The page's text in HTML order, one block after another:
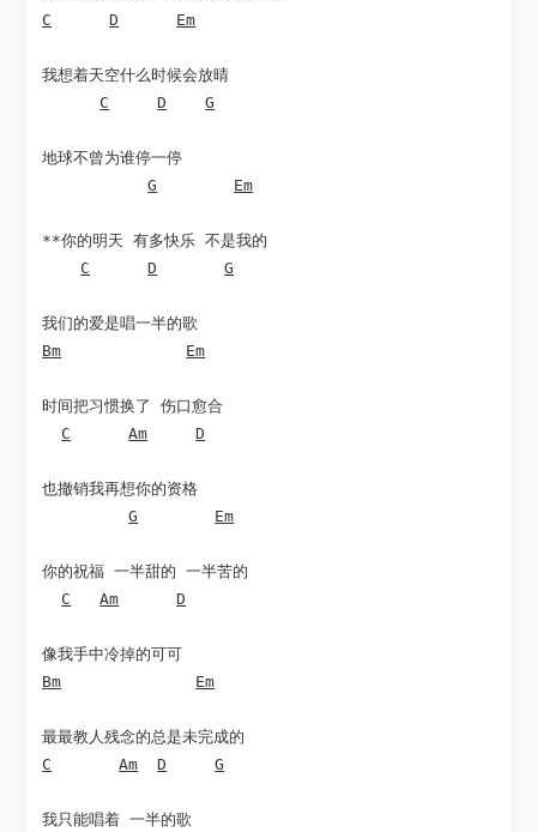
C
D Em
我想着天空什么时候会放晴
C
D G
地球不曾为谁停一停
G
Em
**你的明天 有多快乐 不是我的
C
D G
Bm
Em
时间把习惯换了 伤口愈合
C
Am D
也撤销我再想你的资格
G
Em
你的祝福 一半甜的 一半苦的
C
Am D
Bm
Em
C
Am D G
我只能唱着 一半的歌